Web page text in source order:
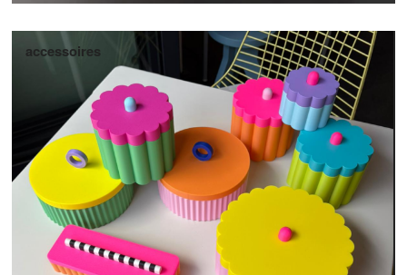
accessoires